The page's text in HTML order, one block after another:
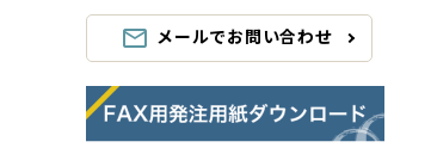
mail_outline メールでお問い合わせ